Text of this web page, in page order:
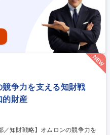
タリングの実施と管理 ◎基幹シス
内部統制構築支援
競争力を支える知財戦
的財産